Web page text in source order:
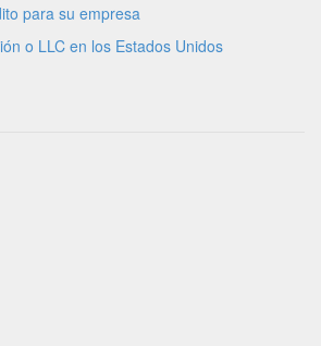
para su empresa
o LLC en los Estados Unidos